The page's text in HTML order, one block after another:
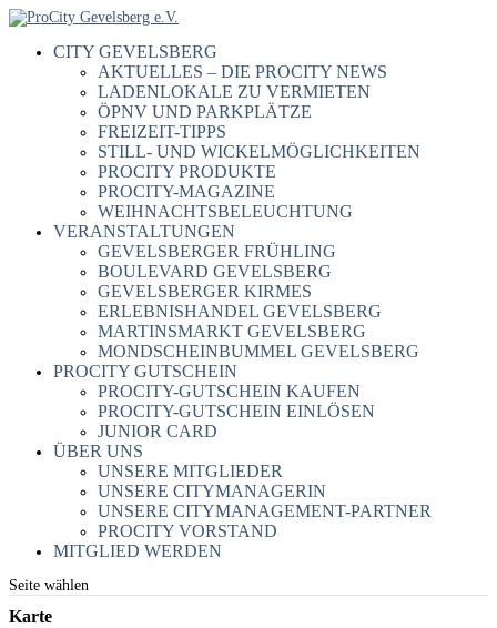
CITY GEVELSBERG
AKTUELLES – DIE PROCITY NEWS
LADENLOKALE ZU VERMIETEN
ÖPNV UND PARKPLÄTZE
FREIZEIT-TIPPS
STILL- UND WICKELMÖGLICHKEITEN
PROCITY PRODUKTE
PROCITY-MAGAZINE
WEIHNACHTSBELEUCHTUNG
VERANSTALTUNGEN
GEVELSBERGER FRÜHLING
BOULEVARD GEVELSBERG
GEVELSBERGER KIRMES
ERLEBNISHANDEL GEVELSBERG
MARTINSMARKT GEVELSBERG
MONDSCHEINBUMMEL GEVELSBERG
PROCITY GUTSCHEIN
PROCITY-GUTSCHEIN KAUFEN
PROCITY-GUTSCHEIN EINLÖSEN
JUNIOR CARD
ÜBER UNS
UNSERE MITGLIEDER
UNSERE CITYMANAGERIN
UNSERE CITYMANAGEMENT-PARTNER
PROCITY VORSTAND
MITGLIED WERDEN
Seite wählen
Karte